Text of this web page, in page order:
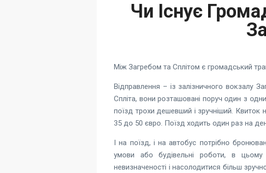
Чи Існує
Між Загребом та Сплітом є громадський
Відправлення – із залізничного вокзалу
Спліта, вони розташовані поруч один з
поїзд трохи дешевший і зручніший. Квиток
35 до 50 євро. Поїзд ходить один раз на
І на поїзд, і на автобус потрібно
умови або будівельні роботи, в
невизначеності і насолодитися більш